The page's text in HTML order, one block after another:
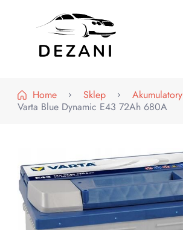
Home
Sklep
Akumulatory
Varta Blue Dynamic E43 72Ah 680A